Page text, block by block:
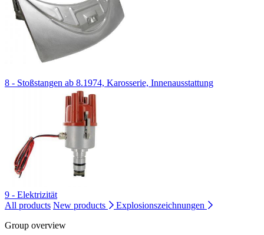
8 - Stoßstangen ab 8.1974, Karosserie, Innenausstattung
9 - Elektrizität
All products New products
Explosionszeichnungen
Group overview